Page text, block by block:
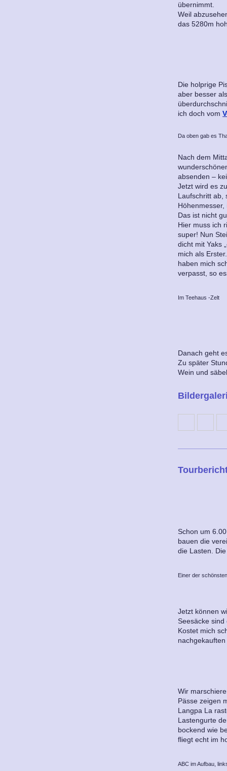
übernimmt.
Weil
das 5280m
Die holprige
aber besser
ich doch vom
Da oben gab es
Nach dem
absenden –
Jetzt wird es
Laufschritt ab,
Das ist nicht
Hier muss ich
super! Nun
dicht mit Yaks
mich als
haben mich
verpasst, so
Im Teehaus -Zelt
Danach geht
Zu später
Wein und
Schon um
bauen die
die Lasten.
Einer der
Jetzt können
Seesäcke
Kostet mich
Wir
Pässe zeigen
Langpa La
Lastengurte
bockend wie
fliegt echt im
ABC im Aufbau,